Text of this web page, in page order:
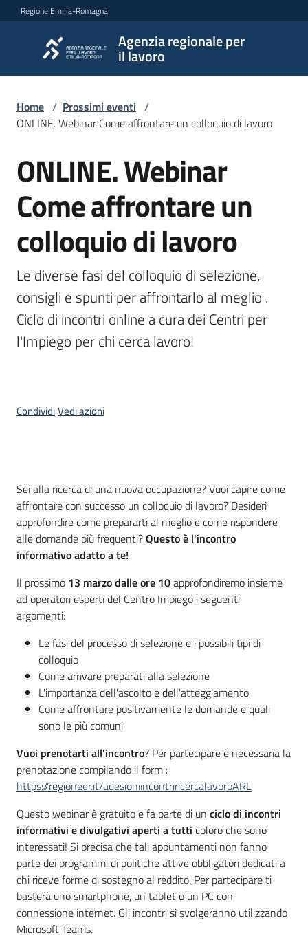
Vai al contenuto
Vai alla navigazione
Vai al footer
Regione Emilia-Romagna
Agenzia regionale per
il lavoro
Agenzia
regionale
per il
lavoro
L'Agenzia
Novità
Servizi
I
centri
Lavoro
Seguici
su
Home / Prossimi eventi /
ONLINE. Webinar Come affrontare un colloquio di lavoro
Salta al contenuto
ONLINE. Webinar
Come affrontare un
colloquio di lavoro
Le diverse fasi del colloquio di selezione,
consigli e spunti per affrontarlo al meglio .
Ciclo di incontri online a cura dei Centri per
l'Impiego per chi cerca lavoro!
CondividiVedi azioni
Cos'è
Sei alla ricerca di una nuova occupazione? Vuoi capire come
affrontare con successo un colloquio di lavoro? Desideri
approfondire come prepararti al meglio e come rispondere
alle domande più frequenti?Questo è l'incontro
informativo adatto a te!
Il prossimo 13 marzo dalle ore 10approfondiremo insieme
ad operatori esperti del Centro Impiego i seguenti
argomenti:
Le fasi del processo di selezione e i possibili tipi di
colloquio
Come arrivare preparati alla selezione
L'importanza dell'ascolto e dell'atteggiamento
Come affrontare positivamente le domande e quali
sono le più comuni
Vuoi prenotarti all'incontro? Per partecipare è necessaria la
prenotazione compilando il form :
https://regioneer.it/adesioniincontriricercalavoroARL
Questo webinar è gratuito e fa parte di un ciclo di incontri
informativi e divulgativi aperti a tutti coloro che sono
interessati! Si precisa che tali appuntamenti non fanno
parte dei programmi di politiche attive obbligatori dedicati a
chi riceve forme di sostegno al reddito. Per partecipare ti
basterà uno smartphone, un tablet o un PC con
connessione internet. Gli incontri si svolgeranno utilizzando
Microsoft Teams.